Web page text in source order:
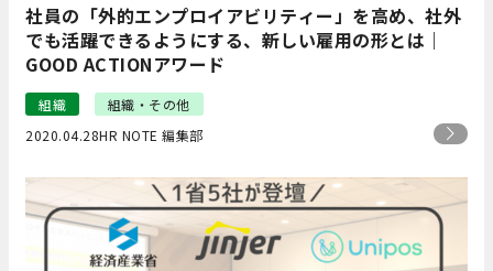
社員の「外的エンプロイアビリティー」を高め、社外
でも活躍できるようにする、新しい雇用の形とは｜
GOOD ACTIONアワード
組織
組織・その他
2020.04.28HR NOTE 編集部